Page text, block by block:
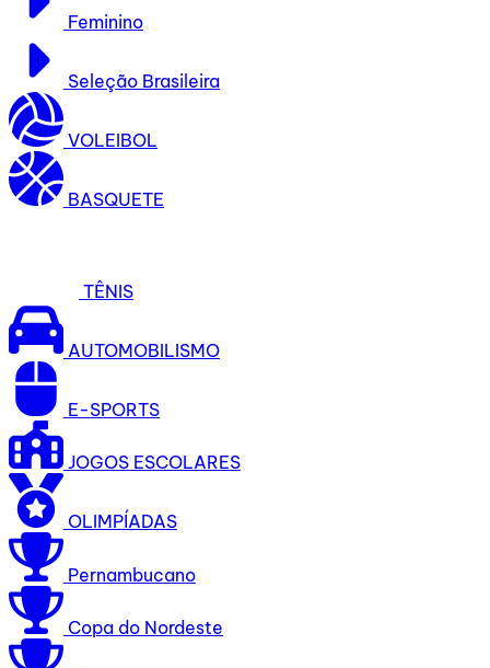
Feminino
Seleção Brasileira
VOLEIBOL
BASQUETE
TÊNIS
AUTOMOBILISMO
E-SPORTS
JOGOS ESCOLARES
OLIMPÍADAS
Pernambucano
Copa do Nordeste